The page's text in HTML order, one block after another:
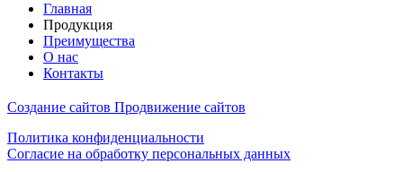
Главная
Продукция
Преимущества
О нас
Контакты
Создание сайтов Продвижение сайтов
Политика конфиденциальности
Согласие на обработку персональных данных